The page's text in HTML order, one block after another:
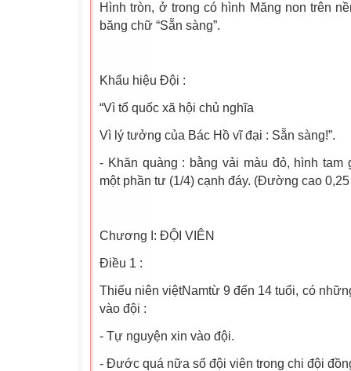
Hình tròn, ở trong có hình Măng non trên
băng chữ “Sẵn sàng”.
Khẩu hiệu Đội :
“Vì tổ quốc xã hội chủ nghĩa
Vì lý tưởng của Bác Hồ vĩ đại : Sẵn sàng!”.
- Khăn quàng : bằng vải màu đỏ, hình
một phần tư (1/4) cạnh đáy. (Đường cao
Chương I: ĐỘI VIÊN
Điều 1 :
Thiếu niên việtNamtừ 9 đến 14 tuổi, có
vào đội :
- Tự nguyện xin vào đội.
- Đước quá nữa số đội viên trong chi đội